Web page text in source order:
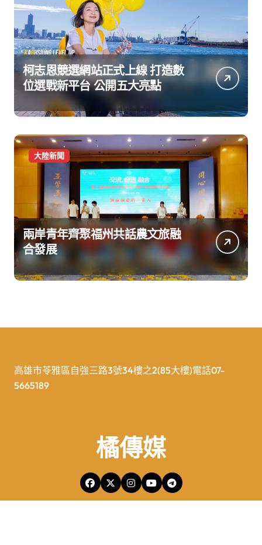
柯志恩競選網站正式上線 打造數
位選戰新平台 公開五大亮點
大陸新聞
兩岸青年齊聚福州共話農文旅融
合發展
高雄市苓雅區自強三路3號34樓之2(85大樓)電話07-
5665189
橘傳媒